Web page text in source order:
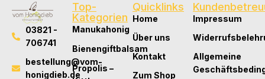
03821 -
706741
bestellung@vom-
honigdieb.de
Top-
Kategorien
Manukahonig
Bienengiftbalsam
Propolis –
Quicklinks
Home
Über uns
Kontakt
Zum Shop
Impressum
Allgemeine